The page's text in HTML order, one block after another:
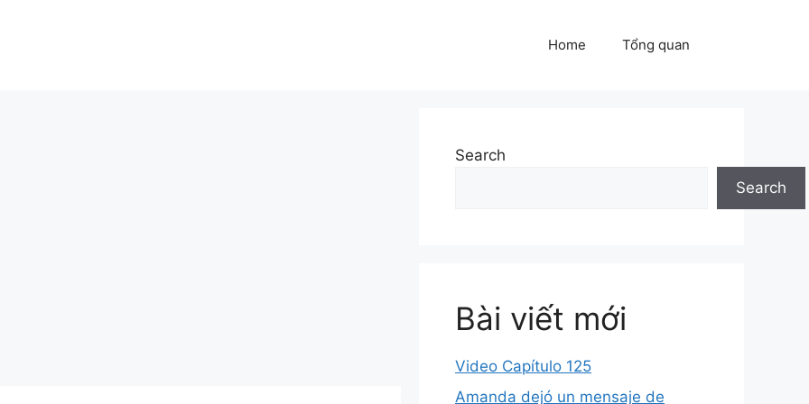
Home Tổng quan
Search
Search
Bài viết mới
Video Capítulo 125
Amanda dejó un mensaje de